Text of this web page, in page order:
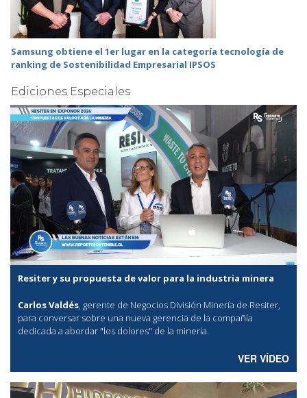
Samsung obtiene el 1er lugar en la categoría tecnología de
ranking de Sostenibilidad Empresarial IPSOS
Ediciones Especiales
Resiter y su propuesta de valor para la industria minera
Carlos Valdés, gerente de Negocios División Minería de Resiter,
para conversar sobre una nueva gerencia de la compañía
dedicada a abordar "los dolores" de la minería.
VER VÍDEO